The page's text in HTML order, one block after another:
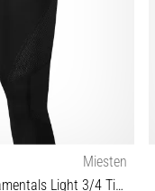
Miesten
Odlo Performance Fundamentals Light 3/4 Tight